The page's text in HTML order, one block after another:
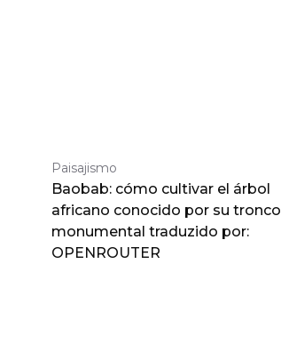
Paisajismo
Baobab: cómo cultivar el árbol
africano conocido por su tronco
monumental traduzido por:
OPENROUTER